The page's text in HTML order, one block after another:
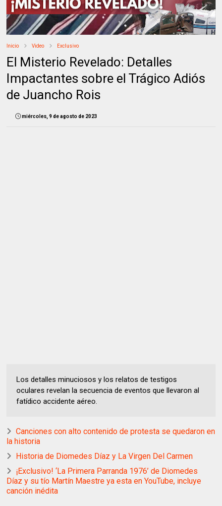
Inicio Video Exclusivo
El Misterio Revelado: Detalles
Impactantes sobre el Trágico Adiós
de Juancho Rois
miércoles, 9 de agosto de 2023
Los detalles minuciosos y los relatos de testigos
oculares revelan la secuencia de eventos que llevaron al
fatídico accidente aéreo.
Canciones con alto contenido de protesta se quedaron en
la historia
Historia de Diomedes Díaz y La Virgen Del Carmen
¡Exclusivo! ‘La Primera Parranda 1976’ de Diomedes
Díaz y su tío Martín Maestre ya esta en YouTube, incluye
canción inédita